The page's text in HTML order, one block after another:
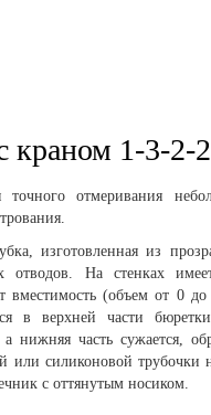
краном 1-3-2-
отмеривания
изготовленная из
отводов. На стенках
вместимость (объем от 0
в верхней части
нижняя часть сужается,
или силиконовой трубочки
с оттянутым носиком.